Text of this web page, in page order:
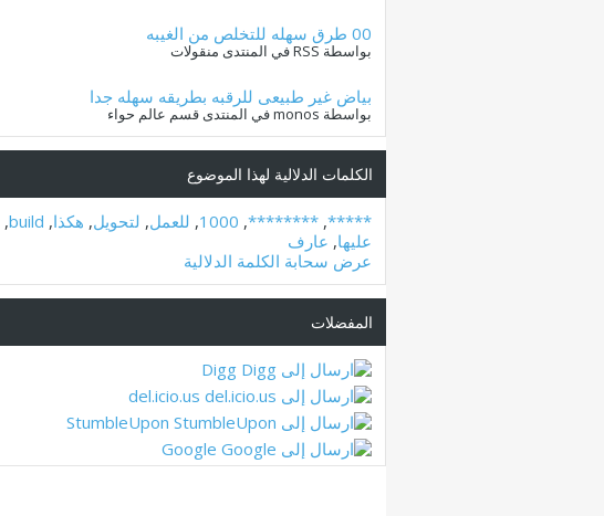
00 طرق سهله للتخلص من الغيبه
بواسطة RSS في المنتدى منقولات
بياض غير طبيعى للرقبه بطريقه سهله جدا
بواسطة monos في المنتدى قسم عالم حواء
الكلمات الدلالية لهذا الموضوع
*****
,
********
,
1000
, للعمل, لتحويل, هكذا,
build
,
عليها, عارف
عرض سحابة الكلمة الدلالية
المفضلات
Digg
del.icio.us
StumbleUpon
Google